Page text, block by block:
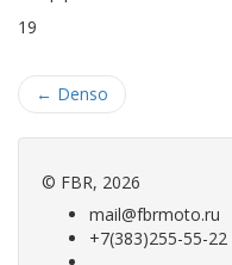
19
← Denso
© FBR, 2026
mail@fbrmoto.ru
+7(383)255-55-22